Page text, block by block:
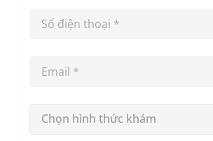
Chọn hình thức khám